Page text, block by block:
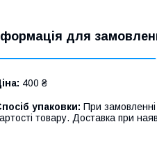
для
400 ₴
упаковки: При
товару. Доставка при